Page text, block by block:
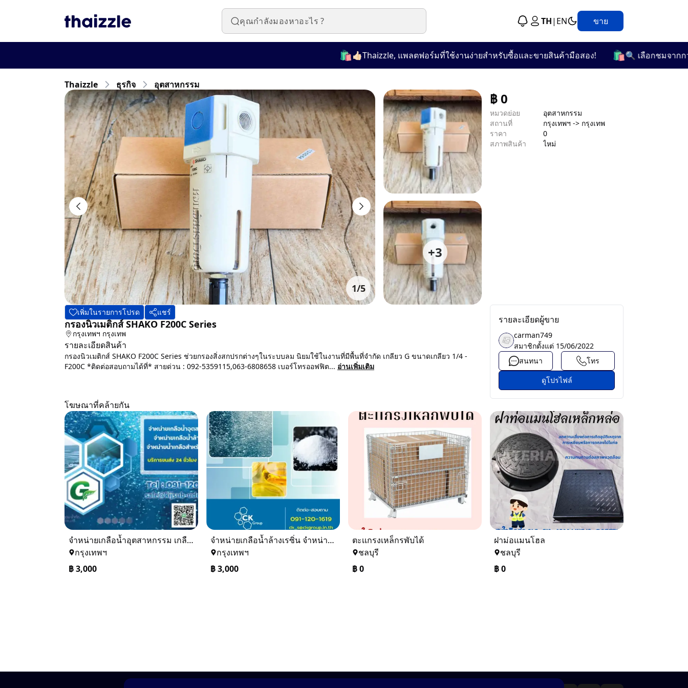
TH| EN ขาย
👍🏻Thaizzle, แพลตฟอร์มที่ใช้งานง่ายสำหรับซื้อและขายสินค้ามือสอง! 🛍️ 🔍 เลือกชมจากกว่า
Thaizzle ธุรกิจ อุตสาหกรรม
1/5
+3
฿0
หมวดย่อย
อุตสาหกรรม
สถานที่
กรุงเทพฯ -> กรุงเทพ
ราคา
0
สภาพสินค้า
ไหม่
เพิ่มในรายการโปรด แชร์
กรองนิวเมติกส์ SHAKO F200C Series
กรุงเทพฯ กรุงเทพ
รายละเอียดสินค้า
กรองนิวเมติกส์ SHAKO F200C Series ช่วยกรองสิ่งสกปรกต่างๆในระบบลม นิยมใช้ในงานที่มีพื้นที่จำกัด เกลียว G ขนาดเกลียว 1/4 -
F200C *ติดต่อสอบถามได้ที่* สายด่วน : 092-5359115,063-6808658 เบอร์โทรออฟฟิต... อ่านเพิ่มเติม
รายละเอียดผู้ขาย
carman749
สมาชิกตั้งแต่ 15/06/2022
สนทนา
โทร
ดูโปรไฟล์
โฆษณาที่คล้ายกัน
จำหน่ายเกลือน้ำอุตสาหกรรม เกลือน้ำล้างเรซิ่น
กรุงเทพฯ
฿3,000
จำหน่ายเกลือน้ำล้างเรซิ่น จำหน่ายเกลือน้ำอุตสาหกรรม
กรุงเทพฯ
฿3,000
ตะเเกรงเหล็กรพับได้
ชลบุรี
฿0
ฝาม่อเเมนโฮล
ชลบุรี
฿0